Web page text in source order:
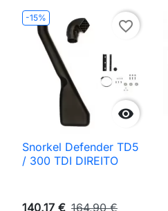
-15%

favorite_border
Snorkel Defender TD5
/ 300 TDI DIREITO
140,17 € 164,90 €